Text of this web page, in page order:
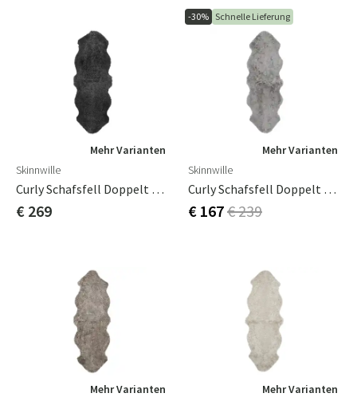
Mehr Varianten
Skinnwille
Curly Schafsfell Doppelt 60x180 Cm Dunkelgrau
€ 269
-30% Schnelle Lieferung
Mehr Varianten
Skinnwille
Curly Schafsfell Doppelt 60x180 Cm Naturgrau
€ 167€ 239
Mehr Varianten
Mehr Varianten